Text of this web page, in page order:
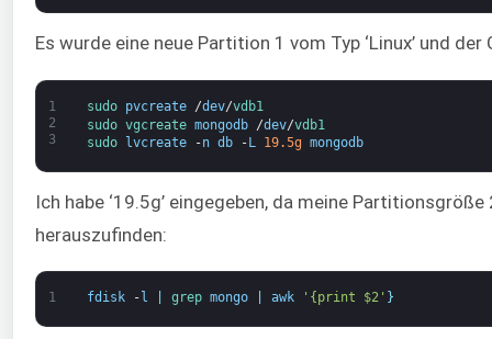
Es wurde eine neue Partition 1 vom Typ ‘Linux’ und
1
2
3
sudo pvcreate /dev/vdb1
sudo vgcreate mongodb /dev/vdb1
sudo
lvcreate -n db - L 19.5g mongodb
Ich habe ‘19.5g’ eingegeben, da meine
herauszufinden:
1 fdisk - l grep mongo awk '{print $2' }